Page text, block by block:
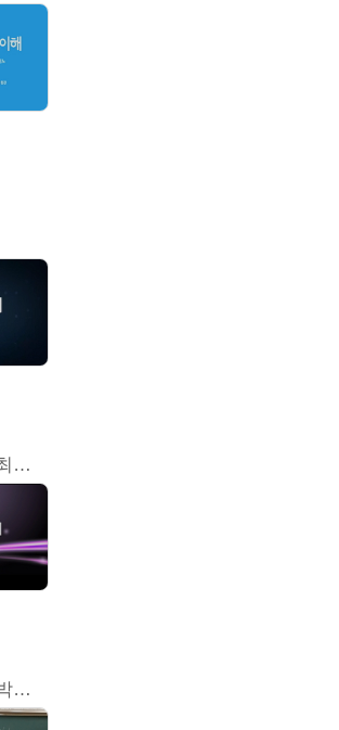
최병조
박경호